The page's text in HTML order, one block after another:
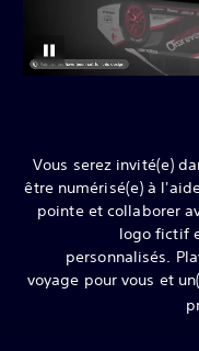
Vous serez invité(e)
être numérisé(e) à
pointe et collaborer
logo fictif
personnalisés.
voyage pour vous et